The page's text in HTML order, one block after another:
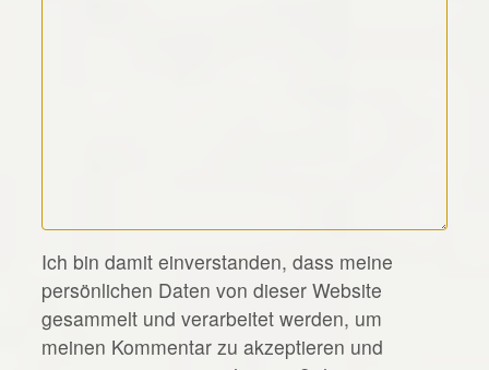
*
Ich bin damit einverstanden, dass meine
persönlichen Daten von dieser Website
gesammelt und verarbeitet werden, um
meinen Kommentar zu akzeptieren und